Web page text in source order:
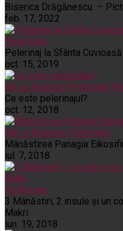
Biserica Drăgănescu –
feb. 17, 2022
Pelerinaje
Pelerinaj la Sfânta
oct. 15, 2019
Noi și Biserica Pelerinaje
Ce este pelerinajul?
oct. 12, 2018
Noi și Biserica Pelerinaje
Mânăstirea Panagia
iul. 7, 2018
Pelerinaje
3 Mânăstiri, 2 insule și un
Makri
iun. 19, 2018